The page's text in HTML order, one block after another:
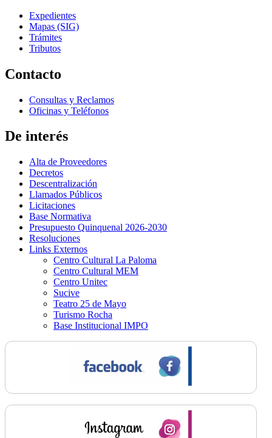
Expedientes
Mapas (SIG)
Trámites
Tributos
Contacto
Consultas y Reclamos
Oficinas y Teléfonos
De interés
Alta de Proveedores
Decretos
Descentralización
Llamados Públicos
Licitaciones
Base Normativa
Presupuesto Quinquenal 2026-2030
Resoluciones
Links Externos
Centro Cultural La Paloma
Centro Cultural MEM
Centro Unitec
Sucive
Teatro 25 de Mayo
Turismo Rocha
Base Institucional IMPO